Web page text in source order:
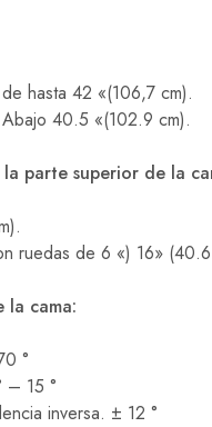
hasta 42 «(106,7 cm).
40.5 «(102.9 cm).
parte superior de la
ruedas de 6 «) 16»
la cama:
°
– 15 °
inversa. ± 12 °